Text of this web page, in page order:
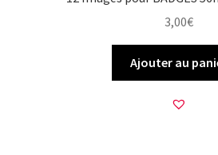
3,00€
Ajouter au